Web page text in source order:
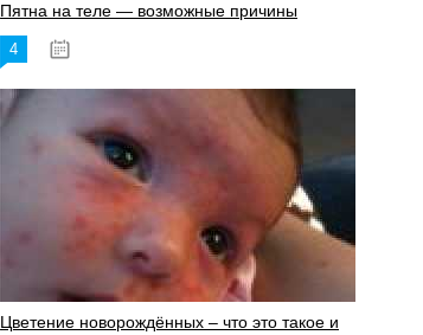
Пятна на теле — возможные причины
4
Цветение новорождённых – что это такое и